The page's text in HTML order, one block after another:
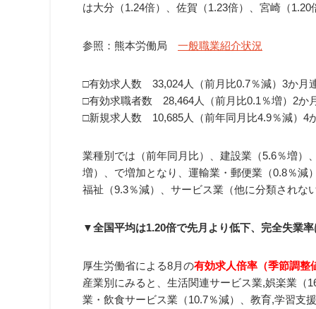
は大分（1.24倍）、佐賀（1.23倍）、宮崎（
参照：熊本労働局 一般職業紹介状況
□有効求人数 33,024人（前月比0.7％減）3か月
□有効求職者数 28,464人（前月比0.1％増）2か
□新規求人数 10,685人（前年同月比4.9％減）4
業種別では（前年同月比）、建設業（5.6％増）
増）、で増加となり、運輸業・郵便業（0.8％減
福祉（9.3％減）、サービス業（他に分類されな
▼全国平均は1.20倍で先月より低下、完全失業
厚生労働省による8月の有効求人倍率（季節調整
産業別にみると、生活関連サービス業,娯楽業（
業・飲食サービス業（10.7％減）、教育,学習支